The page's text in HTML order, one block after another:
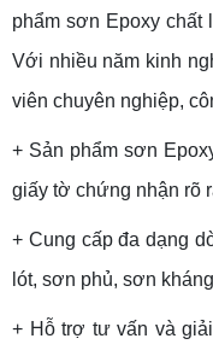
phẩm sơn Epoxy
Với nhiều năm kinh
viên chuyên nghiệp,
+ Sản phẩm sơn
giấy tờ chứng nhận rõ
+ Cung cấp đa dạng
lót, sơn phủ, sơn
+ Hỗ trợ tư vấn và